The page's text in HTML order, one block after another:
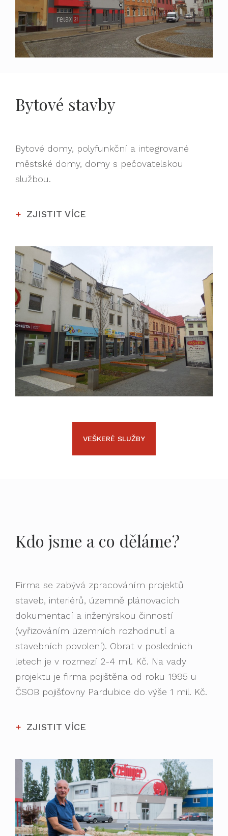
Bytové stavby
Bytové domy, polyfunkční a integrované
městské domy, domy s pečovatelskou
službou.
ZJISTIT VÍCE
VEŠKERÉ SLUŽBY
Kdo jsme a co děláme?
Firma se zabývá zpracováním projektů
staveb, interiérů, územně plánovacích
dokumentací a inženýrskou činností
(vyřizováním územních rozhodnutí a
stavebních povolení). Obrat v posledních
letech je v rozmezí 2-4 mil. Kč. Na vady
projektu je firma pojištěna od roku 1995 u
ČSOB pojišťovny Pardubice do výše 1 mil. Kč.
ZJISTIT VÍCE